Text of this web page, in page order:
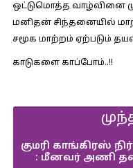
ஒட்டுமொத்த வாழ்வினை
மனிதன் சிந்தனையில்
சமூக மாற்றம் ஏற்படும்
காடுகளை காப்போம்..!!
குமரி காங்கிரஸ்
: மீனவர் அணி